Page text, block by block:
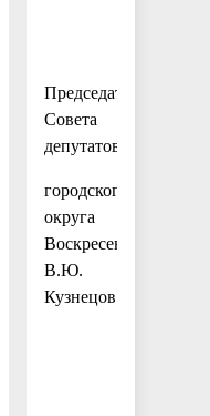
Председатель
Совета
депутатов
городского
округа
Воскресенск
В.Ю.
Кузнецов